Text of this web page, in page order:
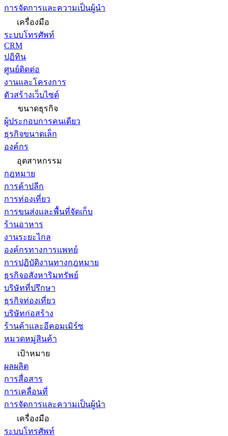
การจัดการและความเป็นผู้นำ
เครื่องมือ
ระบบโทรศัพท์
CRM
ปฏิทิน
ศูนย์ติดต่อ
งานและโครงการ
ตัวสร้างเว็บไซต์
ขนาดธุรกิจ
ผู้ประกอบการคนเดียว
ธุรกิจขนาดเล็ก
องค์กร
อุตสาหกรรม
กฎหมาย
การค้าปลีก
การท่องเที่ยว
การขนส่งและพื้นที่จัดเก็บ
ร้านอาหาร
งานระยะไกล
องค์กรทางการแพทย์
การปฏิบัติงานทางกฎหมาย
ธุรกิจอสังหาริมทรัพย์
บริษัทที่ปรึกษา
ธุรกิจท่องเที่ยว
บริษัทก่อสร้าง
ร้านค้าและอีคอมเมิร์ซ
หมวดหมู่สินค้า
เป้าหมาย
ผลผลิต
การสื่อสาร
การเคลื่อนที่
การจัดการและความเป็นผู้นำ
เครื่องมือ
ระบบโทรศัพท์